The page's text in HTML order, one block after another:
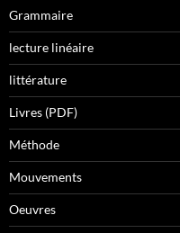
Grammaire
lecture linéaire
littérature
Livres (PDF)
Méthode
Mouvements
Oeuvres